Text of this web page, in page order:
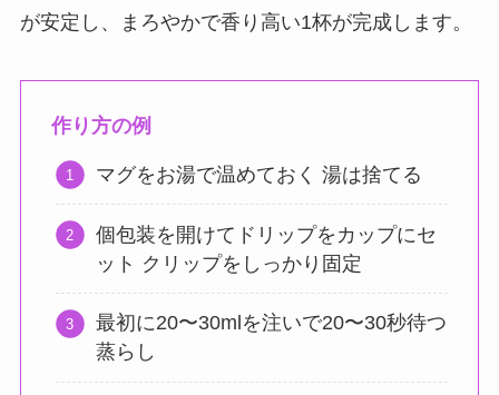
が安定し、まろやかで香り高い1杯が完成します。
作り方の例
マグをお湯で温めておく 湯は捨てる
個包装を開けてドリップをカップにセ
ット クリップをしっかり固定
最初に20〜30mlを注いで20〜30秒待つ
蒸らし